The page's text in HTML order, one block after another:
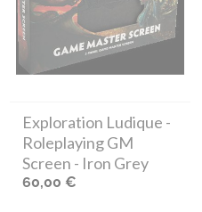
Exploration Ludique -
Roleplaying GM
Screen - Iron Grey
60,00 €